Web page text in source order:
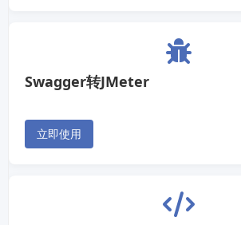
Swagger转JMeter
立即使用